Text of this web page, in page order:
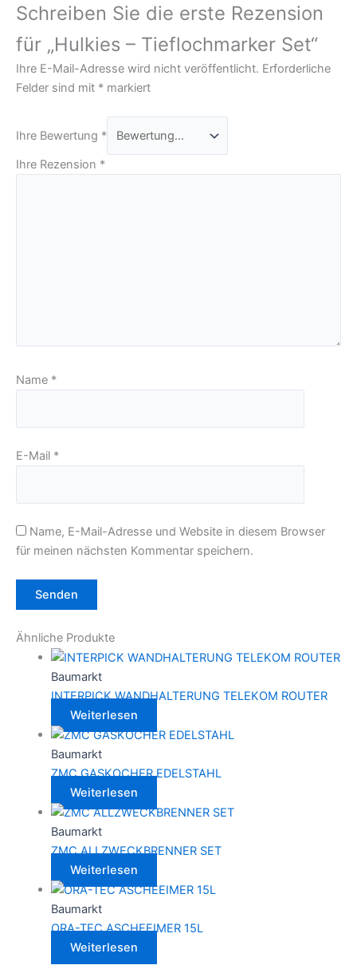
Schreiben Sie die erste Rezension
für „Hulkies – Tieflochmarker Set“
Ihre E-Mail-Adresse wird nicht veröffentlicht. Erforderliche
Felder sind mit * markiert
Ihre Bewertung *
Ihre Rezension *
Name *
E-Mail *
Name, E-Mail-Adresse und Website in diesem Browser
für meinen nächsten Kommentar speichern.
Ähnliche Produkte
Baumarkt
INTERPICK WANDHALTERUNG TELEKOM ROUTER
Weiterlesen
Baumarkt
ZMC GASKOCHER EDELSTAHL
Weiterlesen
Baumarkt
ZMC ALLZWECKBRENNER SET
Weiterlesen
Baumarkt
ORA-TEC ASCHEEIMER 15L
Weiterlesen